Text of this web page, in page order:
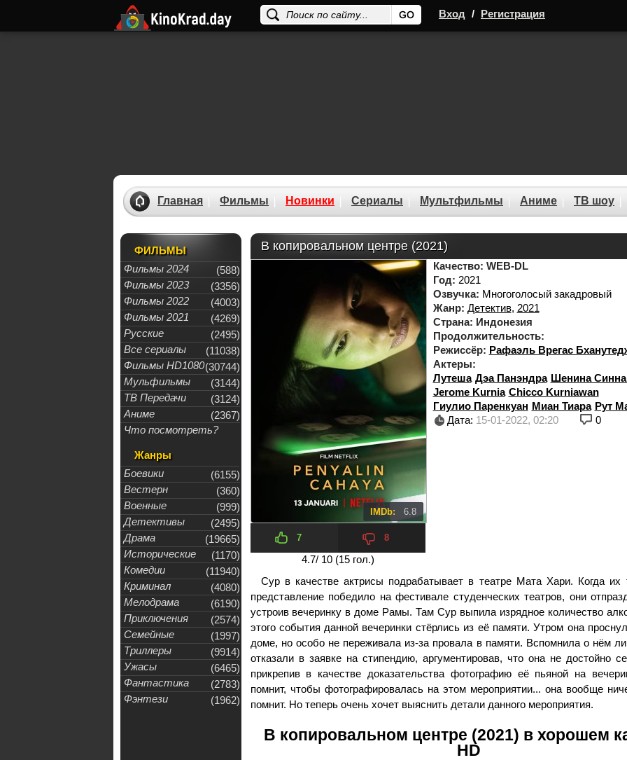
Вход / Регистрация
Главная Фильмы Новинки Сериалы Мультфильмы Аниме ТВ шоу
ФИЛЬМЫ
Фильмы 2024
(588)
Фильмы 2023
(3356)
Фильмы 2022
(4003)
Фильмы 2021
(4269)
Русские
(2495)
Все сериалы
(11038)
Фильмы HD1080(30744)
Мульфильмы
(3144)
ТВ Передачи
(3124)
Аниме
(2367)
Что посмотреть?
Жанры
Боевики
(6155)
Вестерн
(360)
Военные
(999)
Детективы
(2495)
Драма
(19665)
Исторические
(1170)
Комедии
(11940)
Криминал
(4080)
Мелодрама
(6190)
Приключения
(2574)
Семейные
(1997)
Триллеры
(9914)
Ужасы
(6465)
Фантастика
(2783)
Фэнтези
(1962)
В копировальном центре (2021)
IMDb: 6.8
7 8
4.7/ 10 (15гол.)
Качество: WEB-DL
Год: 2021
Озвучка: Многоголосый закадровый
Жанр: Детектив, 2021
Страна: Индонезия
Продолжительность:
Режиссёр: Рафаэль Врегас
Актеры:
Лутеша Дэа Панэндра Шенина
Jerome Kurnia Chicco Kurniawan
Гиулио Паренкуан Миан Тиара Рут
Дата: 15-01-2022, 02:20 0
Сур в качестве актрисы подрабатывает в театре Мата Хари. Когда их
представление победило на фестивале студенческих театров, они
устроив вечеринку в доме Рамы. Там Сур выпила изрядное количество
этого события данной вечеринки стёрлись из её памяти. Утром она
доме, но особо не переживала из-за провала в памяти. Вспомнила о нём
отказали в заявке на стипендию, аргументировав, что она не достойно
прикрепив в качестве доказательства фотографию её пьяной на
помнит, чтобы фотографировалась на этом мероприятии... она вообще
помнит. Но теперь очень хочет выяснить детали данного мероприятия.
В копировальном центре (2021) в хорошем
HD